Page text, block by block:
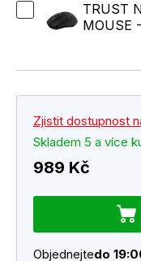
TRUST
MOUSE
Zjistit dostupnost
Skladem 5 a více
989 Kč
Objednejtedo